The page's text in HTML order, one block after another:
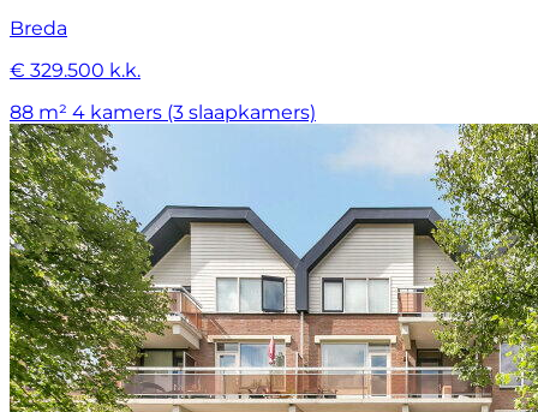
Breda
€ 329.500 k.k.
88 m² 4 kamers (3 slaapkamers)